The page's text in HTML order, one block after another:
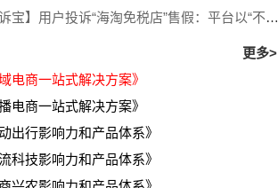
【电诉宝】用户投诉“海淘免税店”售假：平台以“不支持第三方鉴定”为由拒绝处理
更多>
域电商一站式解决方案》
播电商一站式解决方案》
动出行影响力和产品体系》
流科技影响力和产品体系》